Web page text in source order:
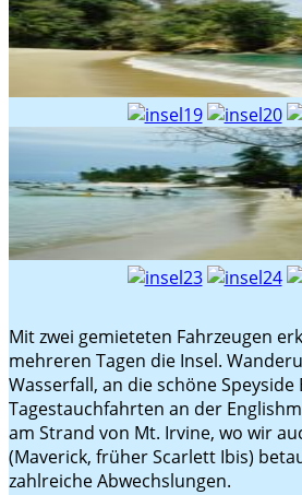
Mit zwei gemieteten Fahrzeugen
mehreren Tagen die Insel.
Wasserfall, an die schöne
Tagestauchfahrten an der
am Strand von Mt. Irvine, wo wir
(Maverick, früher Scarlett Ibis)
zahlreiche Abwechslungen.